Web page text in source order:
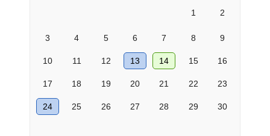
1 2
3 4 5 6 7 8 9
10 11 12 13 14 15 16
17 18 19 20 21 22 23
24 25 26 27 28 29 30